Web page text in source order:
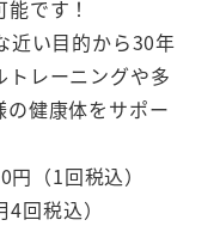
です！
い目的から30年
トレーニングや多
健康体をサポー
（1回税込）
回税込）